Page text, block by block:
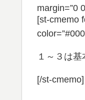
margin=”0
[st-cmemo
１～３は
[/st-cmemo]